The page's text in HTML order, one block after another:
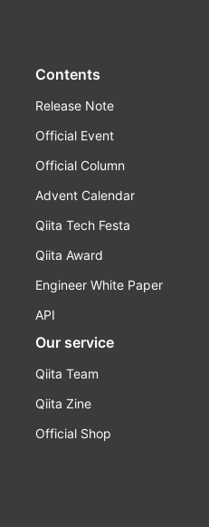
Contents
Release Note
Official Event
Official Column
Advent Calendar
Qiita Tech Festa
Qiita Award
Engineer White Paper
API
Our service
Qiita Team
Qiita Zine
Official Shop